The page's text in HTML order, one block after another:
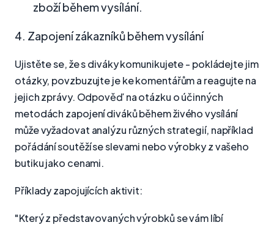
zboží během vysílání.
4. Zapojení zákazníků během vysílání
Ujistěte se, že s diváky komunikujete - pokládejte jim
otázky, povzbuzujte je ke komentářům a reagujte na
jejich zprávy. Odpověď na otázku o účinných
metodách zapojení diváků během živého vysílání
může vyžadovat analýzu různých strategií, například
pořádání soutěží se slevami nebo výrobky z vašeho
butiku jako cenami.
Příklady zapojujících aktivit:
"Který z představovaných výrobků se vám líbí